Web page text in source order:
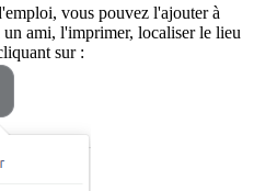
vous pouvez l'ajouter à
ami, l'imprimer, localiser le lieu
sur :